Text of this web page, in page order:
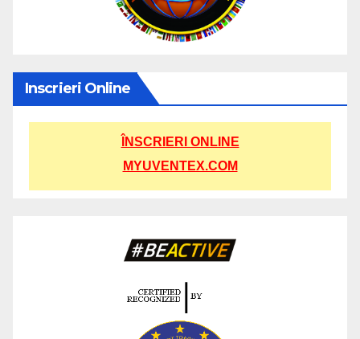
Inscrieri Online
ÎNSCRIERI ONLINE
MYUVENTEX.COM